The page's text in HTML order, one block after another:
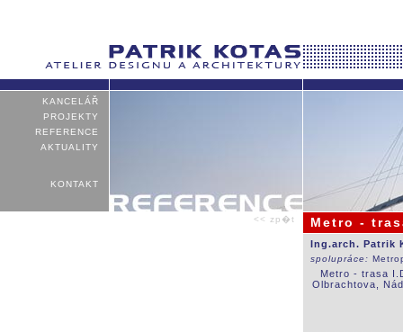
KANCELÁŘ
PROJEKTY
REFERENCE
AKTUALITY
KONTAKT
<< zp�t Metro -
Ing.arch. Patrik
spolupráce:
Metro - trasa
Olbrachtova,